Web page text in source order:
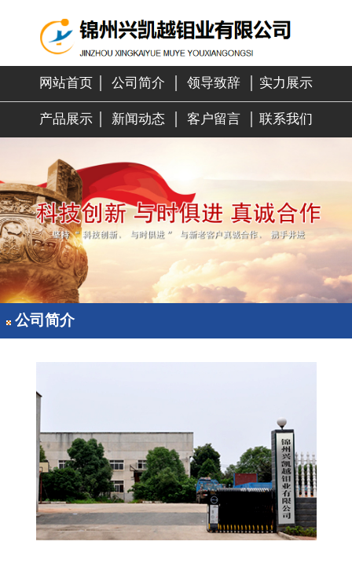
网站首页 公司简介 领导致辞 实力展示
产品展示 新闻动态 客户留言 联系我们
公司简介